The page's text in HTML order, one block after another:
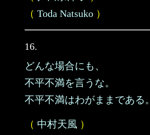
（ Toda Natsuko ）
16.
どんな場合にも、
不平不満を言うな。
不平不満はわがままである。
（ 中村天風 ）